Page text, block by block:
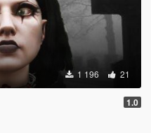
1 196 21
1.0